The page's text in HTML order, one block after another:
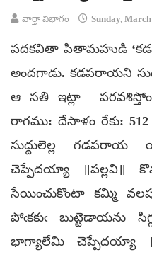
వార్తా విభాగం Sunday, March
పదకవితా పితామహుడి
అందగాడు. కడపరాయని
ఆ సతి ఇట్లా
రాగము: దేసాళం రేకు:
సుద్దులెల్ల
చెప్పేదయ్యా ॥పల్లవి॥
సేయించుకొంటా కమ్మి
పోఁకకుఁ బుట్టెడాయను
భాగ్యాలేమి చెప్పేదయ్యా